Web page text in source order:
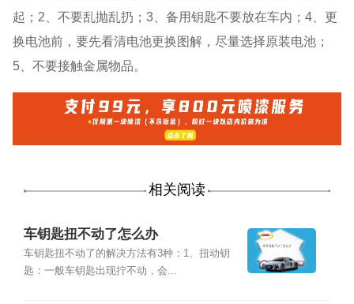
起；2、不要乱抛乱扔；3、备用钥匙不要放在车内；4、更
换电池前，要先看清电池更换图解，尽量选择原装电池；
5、不要接触金属物品。
相关阅读
车钥匙扭不动了怎么办
车钥匙扭不动了的解决方法有3种：1、扭动钥
匙：一般车钥匙出现拧不动，会...